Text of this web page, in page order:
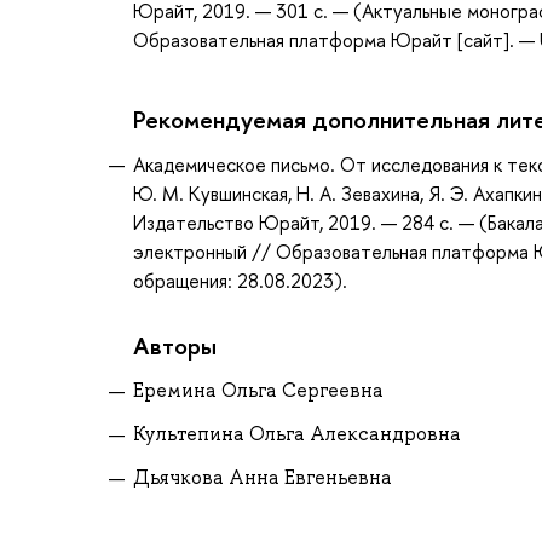
Юрайт, 2019. — 301 с. — (Актуальные
Образовательная платформа Юрайт [сайт].
Рекомендуемая дополнительная
Академическое письмо. От исследования к
Ю. М. Кувшинская, Н. А. Зевахина, Я. Э.
Издательство Юрайт, 2019. — 284 с. —
электронный // Образовательная
обращения: 28.08.2023).
Авторы
Еремина Ольга Сергеевна
Культепина Ольга Александровна
Дьячкова Анна Евгеньевна